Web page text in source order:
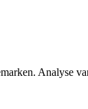
Analyse